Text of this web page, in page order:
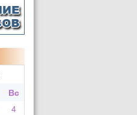
Вс
4